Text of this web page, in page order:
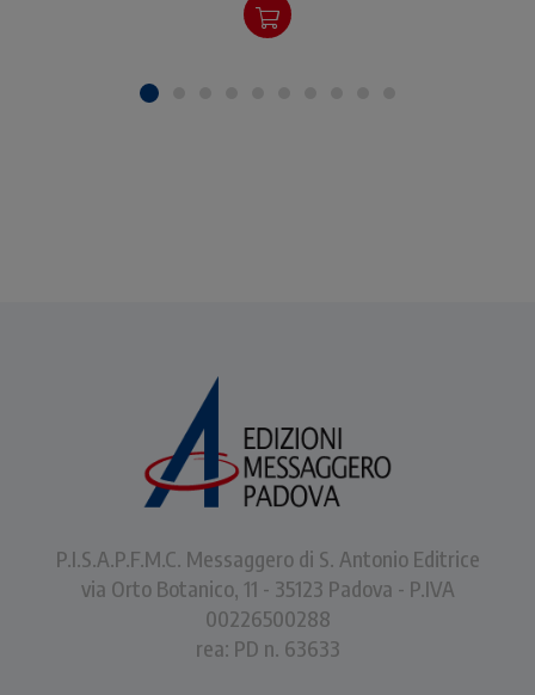
P.I.S.A.P.F.M.C. Messaggero di S. Antonio Editrice
via Orto Botanico, 11 - 35123 Padova - P.IVA
00226500288
rea: PD n. 63633